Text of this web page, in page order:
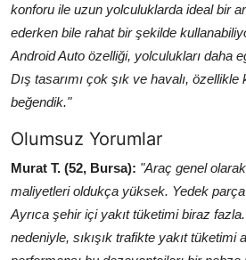
konforu ile uzun yolculuklarda ideal bir
ederken bile rahat bir şekilde
Android Auto özelliği, yolculukları daha
Dış tasarımı çok şık ve havalı, özellikle
beğendik."
Olumsuz Yorumlar
Murat T. (52, Bursa): "Araç genel
maliyetleri oldukça yüksek. Yedek parça
Ayrıca şehir içi yakıt tüketimi biraz fazla.
nedeniyle, sıkışık trafikte yakıt tüketimi